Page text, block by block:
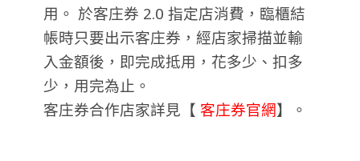
用。 於客庄券 2.0 指定店消費，臨櫃結
帳時只要出示客庄券，經店家掃描並輸
入金額後，即完成抵用，花多少、扣多
少，用完為止。
客庄券合作店家詳見【 客庄券官網】。